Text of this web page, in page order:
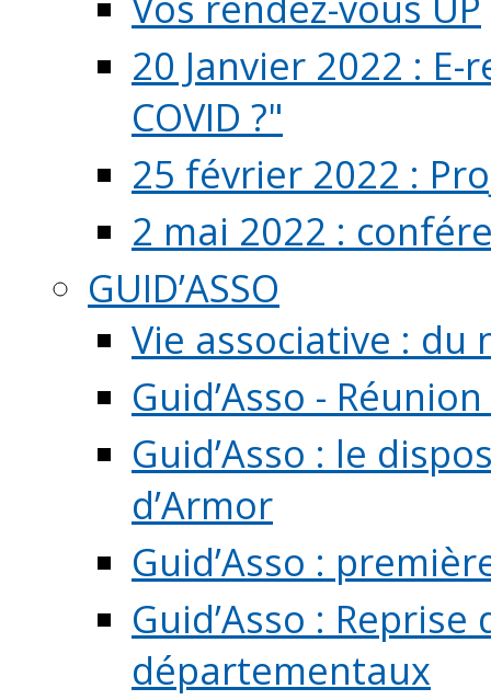
20 Janvier 2022 :
COVID ?"
25 février 2022 :
2 mai 2022 :
GUID’ASSO
Vie associative : du
Guid’Asso -
Guid’Asso : le
d’Armor
Guid’Asso :
Guid’Asso :
départementaux